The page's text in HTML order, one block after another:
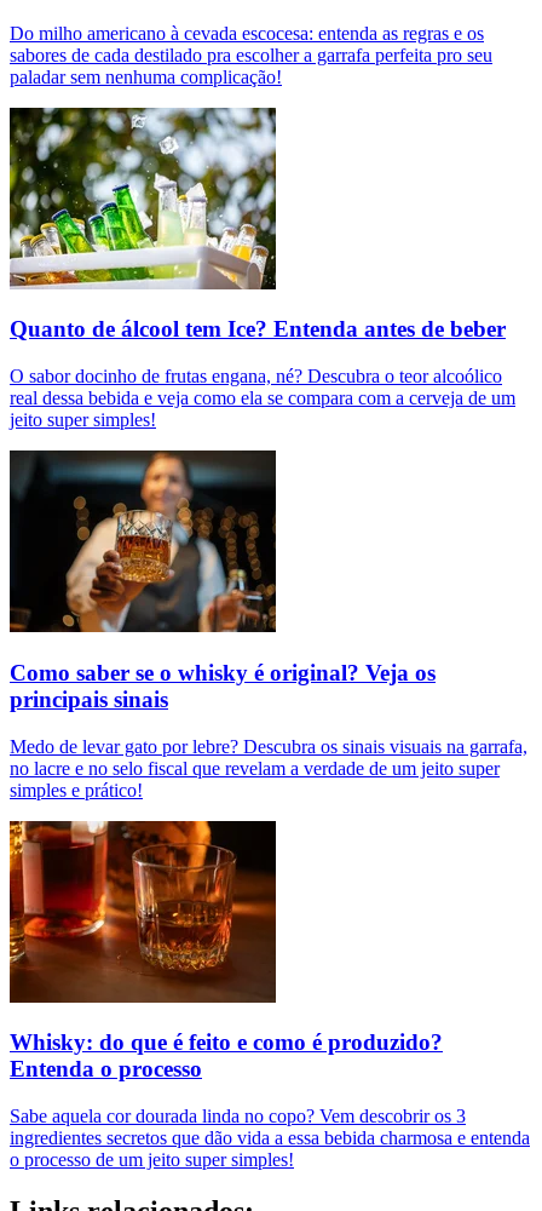
Do milho americano à cevada escocesa: entenda as regras e os
sabores de cada destilado pra escolher a garrafa perfeita pro seu
paladar sem nenhuma complicação!
Quanto de álcool tem Ice? Entenda antes de beber
O sabor docinho de frutas engana, né? Descubra o teor alcoólico
real dessa bebida e veja como ela se compara com a cerveja de um
jeito super simples!
Como saber se o whisky é original? Veja os
principais sinais
Medo de levar gato por lebre? Descubra os sinais visuais na garrafa,
no lacre e no selo fiscal que revelam a verdade de um jeito super
simples e prático!
Whisky: do que é feito e como é produzido?
Entenda o processo
Sabe aquela cor dourada linda no copo? Vem descobrir os 3
ingredientes secretos que dão vida a essa bebida charmosa e entenda
o processo de um jeito super simples!